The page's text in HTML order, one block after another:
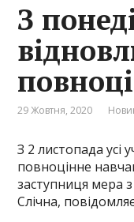
З
29 Жовтня, 2020
З 2 листопада усі
повноцінне
заступниця мера
Слічна,